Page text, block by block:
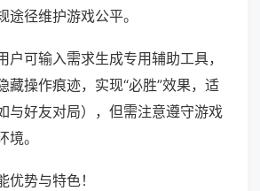
途径维护游戏公平。
户可输入需求生成专用辅助工具，
藏操作痕迹，实现“必胜”效果，适
与好友对局），但需注意遵守游戏
。
势与特色！